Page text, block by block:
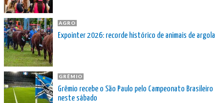
AGRO
Expointer 2026: recorde histórico de animais de argola
GRÊMIO
Grêmio recebe o São Paulo pelo Campeonato Brasileiro
neste sábado